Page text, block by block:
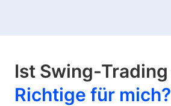
Ist Swing-Trading
Richtige für mich?